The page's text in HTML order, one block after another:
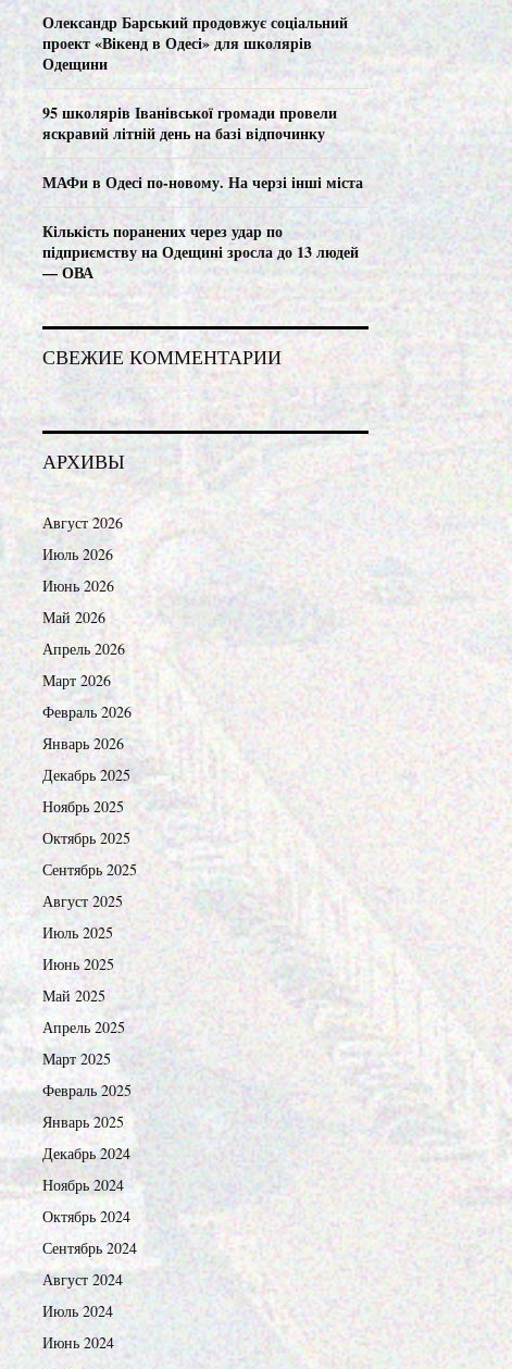
C
H
Олександр Барський продовжує соціальний
проект «Вікенд в Одесі» для школярів
Одещини
95 школярів Іванівської громади провели
яскравий літній день на базі відпочинку
МАФи в Одесі по-новому. На черзі інші міста
Кількість поранених через удар по
підприємству на Одещині зросла до 13 людей
— ОВА
СВЕЖИЕ КОММЕНТАРИИ
АРХИВЫ
Август 2026
Июль 2026
Июнь 2026
Май 2026
Апрель 2026
Март 2026
Февраль 2026
Январь 2026
Декабрь 2025
Ноябрь 2025
Октябрь 2025
Сентябрь 2025
Август 2025
Июль 2025
Июнь 2025
Май 2025
Апрель 2025
Март 2025
Февраль 2025
Январь 2025
Декабрь 2024
Ноябрь 2024
Октябрь 2024
Сентябрь 2024
Август 2024
Июль 2024
Июнь 2024